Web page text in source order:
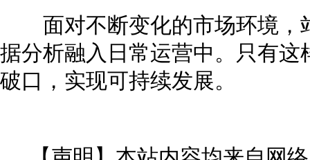
面对不断变化的市场环境，
据分析融入日常运营中。只有
破口，实现可持续发展。